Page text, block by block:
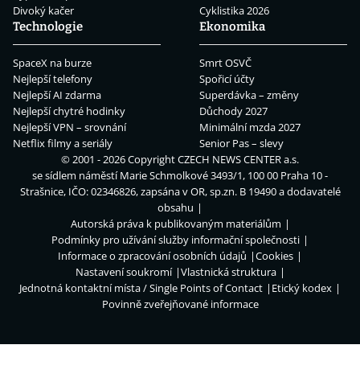
Divoký kačer
Cyklistika 2026
Technologie
SpaceX na burze
Nejlepší telefony
Nejlepší AI zdarma
Nejlepší chytré hodinky
Nejlepší VPN – srovnání
Netflix filmy a seriály
Ekonomika
Smrt OSVČ
Spořicí účty
Superdávka – změny
Důchody 2027
Minimální mzda 2027
Senior Pas – slevy
© 2001 - 2026 CopyrightCZECH NEWS CENTER a.s.
se sídlem náměstí Marie Schmolkové 3493/1, 100 00 Praha 10 -
Strašnice, IČO: 02346826, zapsána v OR, sp.zn. B 19490 a dodavatelé
obsahu
Autorská práva k publikovaným materiálům
Podmínky pro užívání služby informační společnosti
Informace o zpracování osobních údajů
Cookies
Nastavení soukromí
Vlastnická struktura
Jednotná kontaktní místa / Single Points of Contact
Etický kodex
Povinně zveřejňované informace